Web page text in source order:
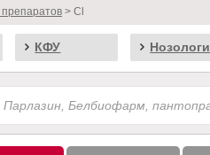
> Cl
КФУ